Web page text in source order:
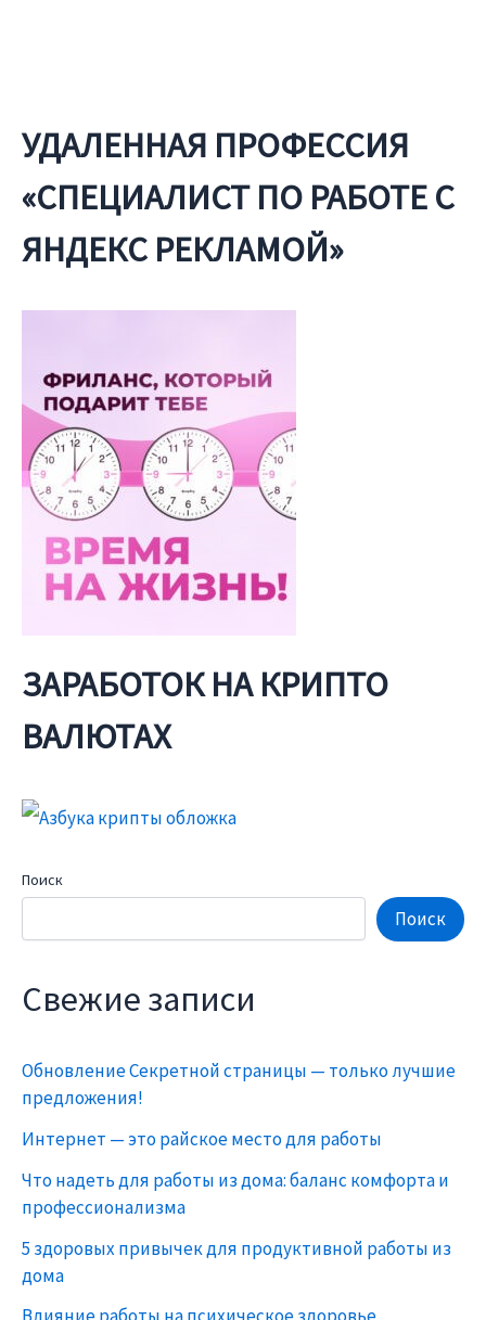
УДАЛЕННАЯ ПРОФЕССИЯ
«СПЕЦИАЛИСТ ПО РАБОТЕ С
ЯНДЕКС РЕКЛАМОЙ»
ЗАРАБОТОК НА КРИПТО
ВАЛЮТАХ
Поиск
Поиск
Свежие записи
Обновление Секретной страницы — только лучшие
предложения!
Интернет — это райское место для работы
Что надеть для работы из дома: баланс комфорта и
профессионализма
5 здоровых привычек для продуктивной работы из
дома